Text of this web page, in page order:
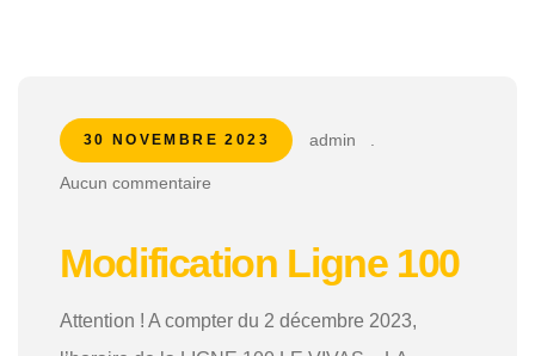
30 NOVEMBRE 2023 admin
Aucun commentaire
Modification Ligne 100
Attention ! A compter du 2 décembre 2023,